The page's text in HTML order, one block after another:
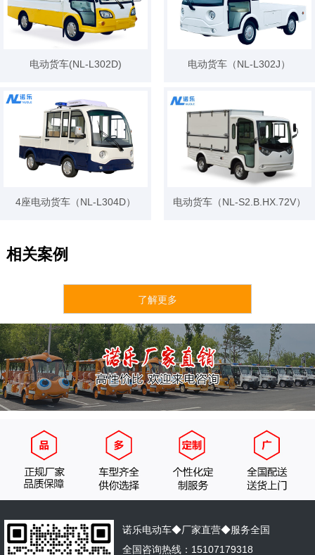
电动货车(NL-L302D) 电动货车（NL-L302J）
4座电动货车（NL-L304D） 电动货车（NL-S2.B.HX.72V）
相关案例
了解更多
诺乐电动车◆厂家直营◆服务全国
全国咨询热线：15107179318